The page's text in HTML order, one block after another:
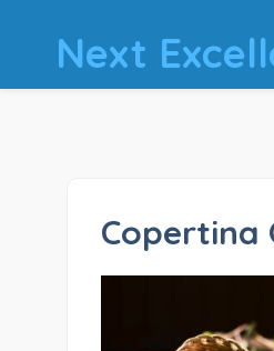
Next
Copertina